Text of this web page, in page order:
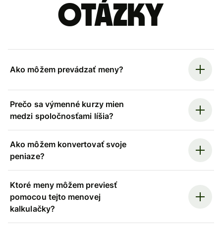
otázky
Ako môžem prevádzať meny?
Prečo sa výmenné kurzy mien
medzi spoločnosťami líšia?
Ako môžem konvertovať svoje
peniaze?
Ktoré meny môžem previesť
pomocou tejto menovej
kalkulačky?